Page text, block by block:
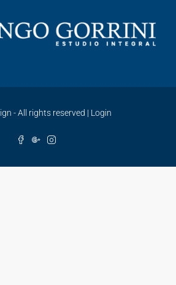
- All rights reserved | Login